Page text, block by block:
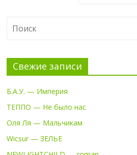
Свежие записи
Б.А.У. — Империя
ТЕППО — Не было нас
Оля Ля — Мальчикам
Wicsur — ЗЕЛЬЕ